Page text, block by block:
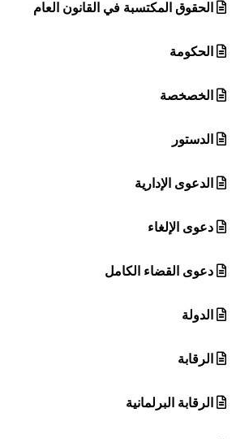
الحقوق المكتسبة في القانون العام
الحكومة
الخصخصة
الدستور
الدعوى الإدارية
دعوى الإلغاء
دعوى القضاء الكامل
الدولة
الرقابة
الرقابة البرلمانية